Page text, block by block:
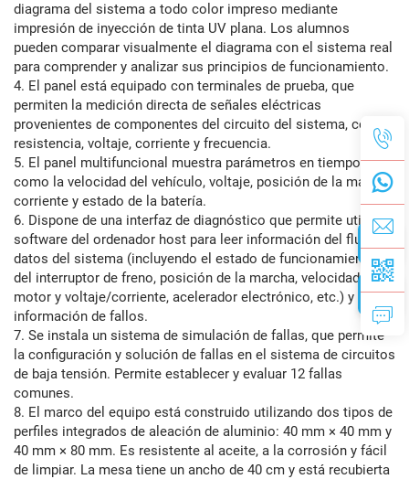
diagrama del sistema a todo color impreso mediante
impresión de inyección de tinta UV plana. Los alumnos
pueden comparar visualmente el diagrama con el sistema real
para comprender y analizar sus principios de funcionamiento.
4. El panel está equipado con terminales de prueba, que
permiten la medición directa de señales eléctricas
provenientes de componentes del circuito del sistema, como
resistencia, voltaje, corriente y frecuencia.
5. El panel multifuncional muestra parámetros en tiempo real,
como la velocidad del vehículo, voltaje, posición de la marcha,
corriente y estado de la batería.
6. Dispone de una interfaz de diagnóstico que permite utilizar
software del ordenador host para leer información del flujo de
datos del sistema (incluyendo el estado de funcionamiento
del interruptor de freno, posición de la marcha, velocidad del
motor y voltaje/corriente, acelerador electrónico, etc.) y la
información de fallos.
7. Se instala un sistema de simulación de fallas, que permite
la configuración y solución de fallas en el sistema de circuitos
de baja tensión. Permite establecer y evaluar 12 fallas
comunes.
8. El marco del equipo está construido utilizando dos tipos de
perfiles integrados de aleación de aluminio: 40 mm × 40 mm y
40 mm × 80 mm. Es resistente al aceite, a la corrosión y fácil
de limpiar. La mesa tiene un ancho de 40 cm y está recubierta